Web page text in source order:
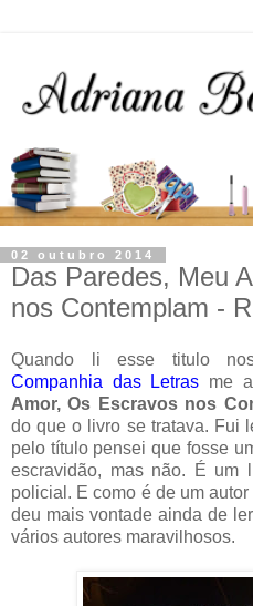
02 outubro 2014
Das Paredes, Meu
nos Contemplam -
Quando li esse titulo
Companhia das Letras me
Amor, Os Escravos nos
do que o livro se tratava. Fui
pelo título pensei que fosse
escravidão, mas não. É um
policial. E como é de um
deu mais vontade ainda de
vários autores maravilhosos.